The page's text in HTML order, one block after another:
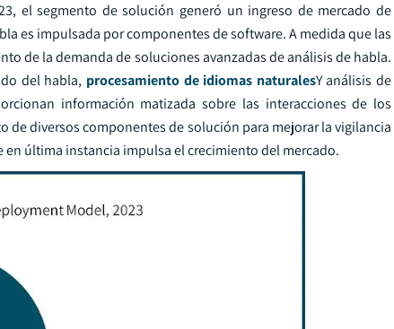
el segmento de solución generó un ingreso de mercado de
es impulsada por componentes de software. A medida que las
de la demanda de soluciones avanzadas de análisis de habla.
del habla, procesamiento de idiomas naturalesY análisis de
información matizada sobre las interacciones de los
de diversos componentes de solución para mejorar la vigilancia
última instancia impulsa el crecimiento del mercado.